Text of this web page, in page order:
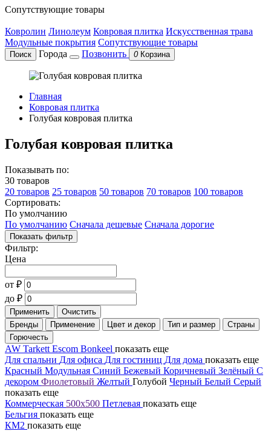
Сопутствующие товары
Ковролин Линолеум Ковровая плитка Искусственная трава
Модульные покрытия Сопутствующие товары
Поиск Города Позвонить 0 Корзина
Главная
Ковровая плитка
Голубая ковровая плитка
Голубая ковровая плитка
Показывать по:
30 товаров
20 товаров 25 товаров 50 товаров 70 товаров 100 товаров
Сортировать:
По умолчанию
По умолчанию Сначала дешевые Сначала дорогие
Показать фильтр
Фильтр:
Цена
от ₽
до ₽
Применить
Очистить
Бренды
Применение Цвет и декор Тип и размер
Страны
Горючесть
AW Tarkett Escom Bonkeel показать еще
Для спальни Для офиса Для гостиниц Для дома показать еще
Красный Модульная Синий Бежевый Коричневый Зелёный С
декором Фиолетовый Желтый Голубой Черный Белый Серый
показать еще
Коммерческая 500х500 Петлевая показать еще
Бельгия показать еще
КМ2 показать еще